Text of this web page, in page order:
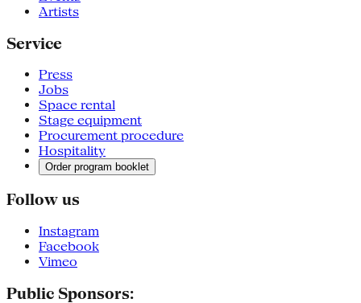
Artists
Service
Press
Jobs
Space rental
Stage equipment
Procurement procedure
Hospitality
Order program booklet
Follow us
Instagram
Facebook
Vimeo
Public Sponsors: